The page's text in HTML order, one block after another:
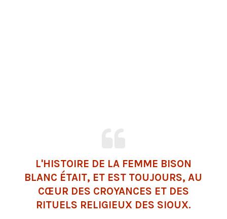
L'HISTOIRE DE LA FEMME BISON
BLANC ÉTAIT, ET EST TOUJOURS, AU
CŒUR DES CROYANCES ET DES
RITUELS RELIGIEUX DES SIOUX.